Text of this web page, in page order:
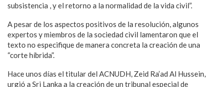
subsistencia , y el retorno a la normalidad de la vida civil”.
A pesar de los aspectos positivos de la resolución, algunos
expertos y miembros de la sociedad civil lamentaron que el
texto no especifique de manera concreta la creación de una
“corte híbrida”.
Hace unos días el titular del ACNUDH, Zeid Ra’ad Al Hussein,
urgió a Sri Lanka a la creación de un tribunal especial de